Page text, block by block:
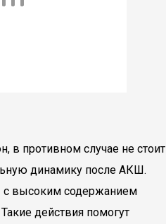
в противном случае не стоит
динамику после АКШ.
с высоким содержанием
действия помогут